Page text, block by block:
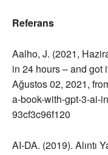
Referans
Aalho, J. (2021,
in 24 hours – and got
Ağustos 02, 2021,
a-book-with-gpt-3-ai-
93cf3c96f120
AI-DA. (2019). Alıntı